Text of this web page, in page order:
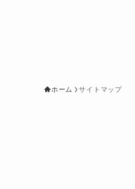
ホーム サイトマップ